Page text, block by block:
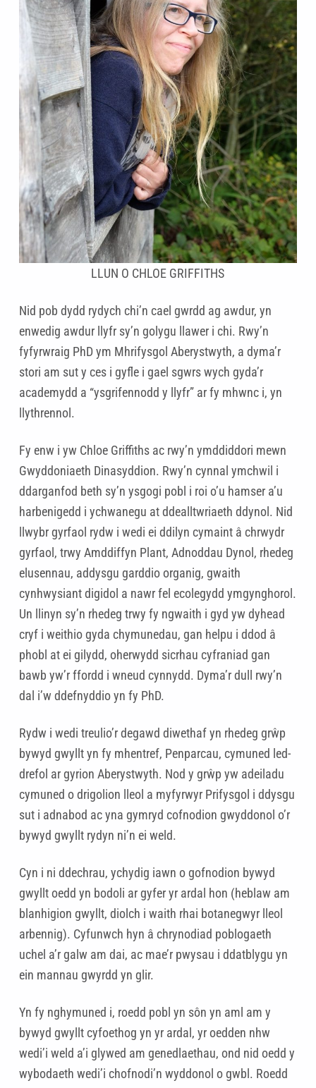
LLUN O CHLOE GRIFFITHS
Nid pob dydd rydych chi’n cael gwrdd ag awdur, yn
enwedig awdur llyfr sy’n golygu llawer i chi. Rwy’n
fyfyrwraig PhD ym Mhrifysgol Aberystwyth, a dyma’r
stori am sut y ces i gyfle i gael sgwrs wych gyda’r
academydd a “ysgrifennodd y llyfr” ar fy mhwnc i, yn
llythrennol.
Fy enw i yw Chloe Griffiths ac rwy’n ymddiddori mewn
Gwyddoniaeth Dinasyddion. Rwy’n cynnal ymchwil i
ddarganfod beth sy’n ysgogi pobl i roi o’u hamser a’u
harbenigedd i ychwanegu at ddealltwriaeth ddynol. Nid
llwybr gyrfaol rydw i wedi ei ddilyn cymaint â chrwydr
gyrfaol, trwy Amddiffyn Plant, Adnoddau Dynol, rhedeg
elusennau, addysgu garddio organig, gwaith
cynhwysiant digidol a nawr fel ecolegydd ymgynghorol.
Un llinyn sy’n rhedeg trwy fy ngwaith i gyd yw dyhead
cryf i weithio gyda chymunedau, gan helpu i ddod â
phobl at ei gilydd, oherwydd sicrhau cyfraniad gan
bawb yw’r ffordd i wneud cynnydd. Dyma’r dull rwy’n
dal i’w ddefnyddio yn fy PhD.
Rydw i wedi treulio’r degawd diwethaf yn rhedeg grŵp
bywyd gwyllt yn fy mhentref, Penparcau, cymuned led-
drefol ar gyrion Aberystwyth. Nod y grŵp yw adeiladu
cymuned o drigolion lleol a myfyrwyr Prifysgol i ddysgu
sut i adnabod ac yna gymryd cofnodion gwyddonol o’r
bywyd gwyllt rydyn ni’n ei weld.
Cyn i ni ddechrau, ychydig iawn o gofnodion bywyd
gwyllt oedd yn bodoli ar gyfer yr ardal hon (heblaw am
blanhigion gwyllt, diolch i waith rhai botanegwyr lleol
arbennig). Cyfunwch hyn â chrynodiad poblogaeth
uchel a’r galw am dai, ac mae’r pwysau i ddatblygu yn
ein mannau gwyrdd yn glir.
Yn fy nghymuned i, roedd pobl yn sôn yn aml am y
bywyd gwyllt cyfoethog yn yr ardal, yr oedden nhw
wedi’i weld a’i glywed am genedlaethau, ond nid oedd y
wybodaeth wedi’i chofnodi’n wyddonol o gwbl. Roedd